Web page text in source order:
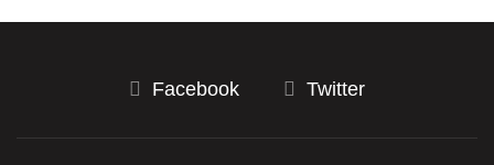
Facebook Twitter